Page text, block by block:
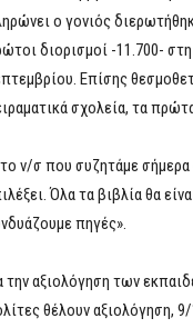
ο γονιός
διορισμοί -11.700-
Επίσης
σχολεία, τα
ν/σ που συζητάμε σήμερα
Όλα τα βιβλία θα
πηγές».
την αξιολόγηση των
θέλουν αξιολόγηση,